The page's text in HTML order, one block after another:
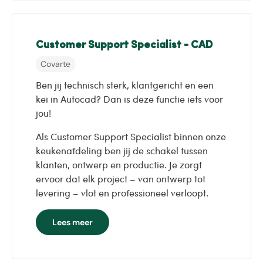
Customer Support Specialist - CAD
Covarte
Ben jij technisch sterk, klantgericht en een
kei in Autocad? Dan is deze functie iets voor
jou!
Als Customer Support Specialist binnen onze
keukenafdeling ben jij de schakel tussen
klanten, ontwerp en productie. Je zorgt
ervoor dat elk project – van ontwerp tot
levering – vlot en professioneel verloopt.
Lees meer